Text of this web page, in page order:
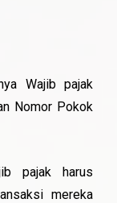
Wajib pajak
Nomor Pokok
pajak harus
mereka